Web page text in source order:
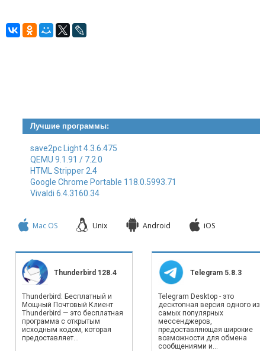
Лучшие программы:
save2pc Light 4.3.6.475
QEMU 9.1.91 / 7.2.0
HTML Stripper 2.4
Google Chrome Portable 118.0.5993.71
Vivaldi 6.4.3160.34
Mac OS Unix Android iOS
Thunderbird 128.4
Thunderbird: Бесплатный и
Мощный Почтовый Клиент
Thunderbird — это бесплатная
программа с открытым
исходным кодом, которая
предоставляет...
Telegram 5.8.3
Telegram Desktop - это
десктопная версия одного из
самых популярных
мессенджеров,
предоставляющая широкие
возможности для обмена
сообщениями и...